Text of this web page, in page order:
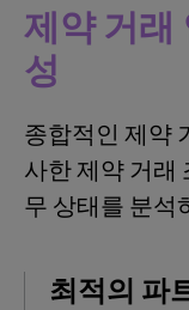
제약 거래
성
종합적인 제약
사한 제약 거래
무 상태를 분석
최적의 파